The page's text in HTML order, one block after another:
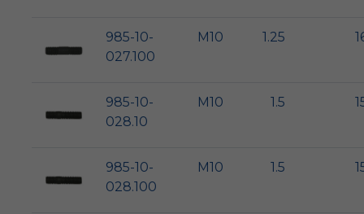
985-10-
027.100
M10 1.25
985-10-
028.10
M10 1.5
985-10-
028.100
M10 1.5